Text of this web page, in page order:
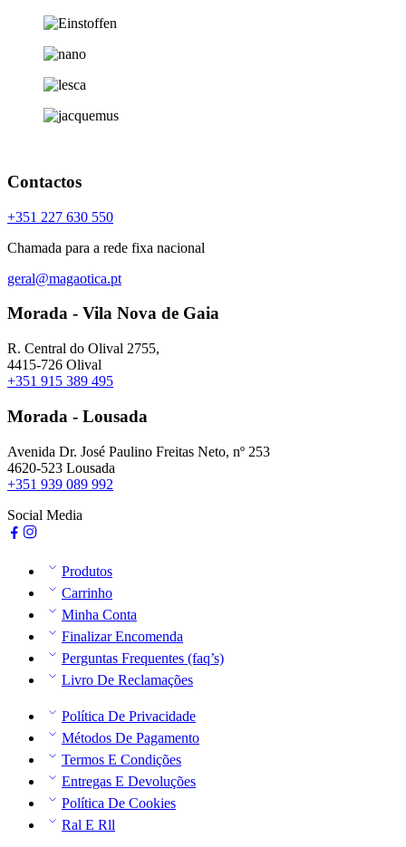
Contactos
+351 227 630 550
Chamada para a rede fixa nacional
geral@magaotica.pt
Morada - Vila Nova de Gaia
R. Central do Olival 2755,
4415-726 Olival
+351 915 389 495
Morada - Lousada
Avenida Dr. José Paulino Freitas Neto, nº 253
4620-523 Lousada
+351 939 089 992
Social Media
Produtos
Carrinho
Minha Conta
Finalizar Encomenda
Perguntas Frequentes (faq’s)
Livro De Reclamações
Política De Privacidade
Métodos De Pagamento
Termos E Condições
Entregas E Devoluções
Política De Cookies
Ral E Rll